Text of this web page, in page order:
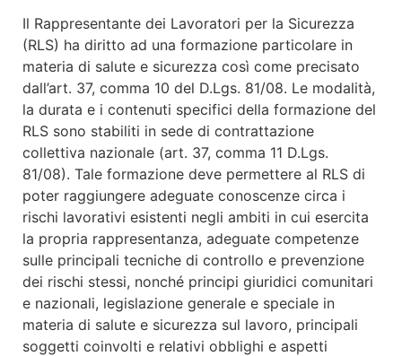
Il Rappresentante dei Lavoratori per la Sicurezza
(RLS) ha diritto ad una formazione particolare in
materia di salute e sicurezza così come precisato
dall’art. 37, comma 10 del D.Lgs. 81/08. Le modalità,
la durata e i contenuti specifici della formazione del
RLS sono stabiliti in sede di contrattazione
collettiva nazionale (art. 37, comma 11 D.Lgs.
81/08). Tale formazione deve permettere al RLS di
poter raggiungere adeguate conoscenze circa i
rischi lavorativi esistenti negli ambiti in cui esercita
la propria rappresentanza, adeguate competenze
sulle principali tecniche di controllo e prevenzione
dei rischi stessi, nonché principi giuridici comunitari
e nazionali, legislazione generale e speciale in
materia di salute e sicurezza sul lavoro, principali
soggetti coinvolti e relativi obblighi e aspetti